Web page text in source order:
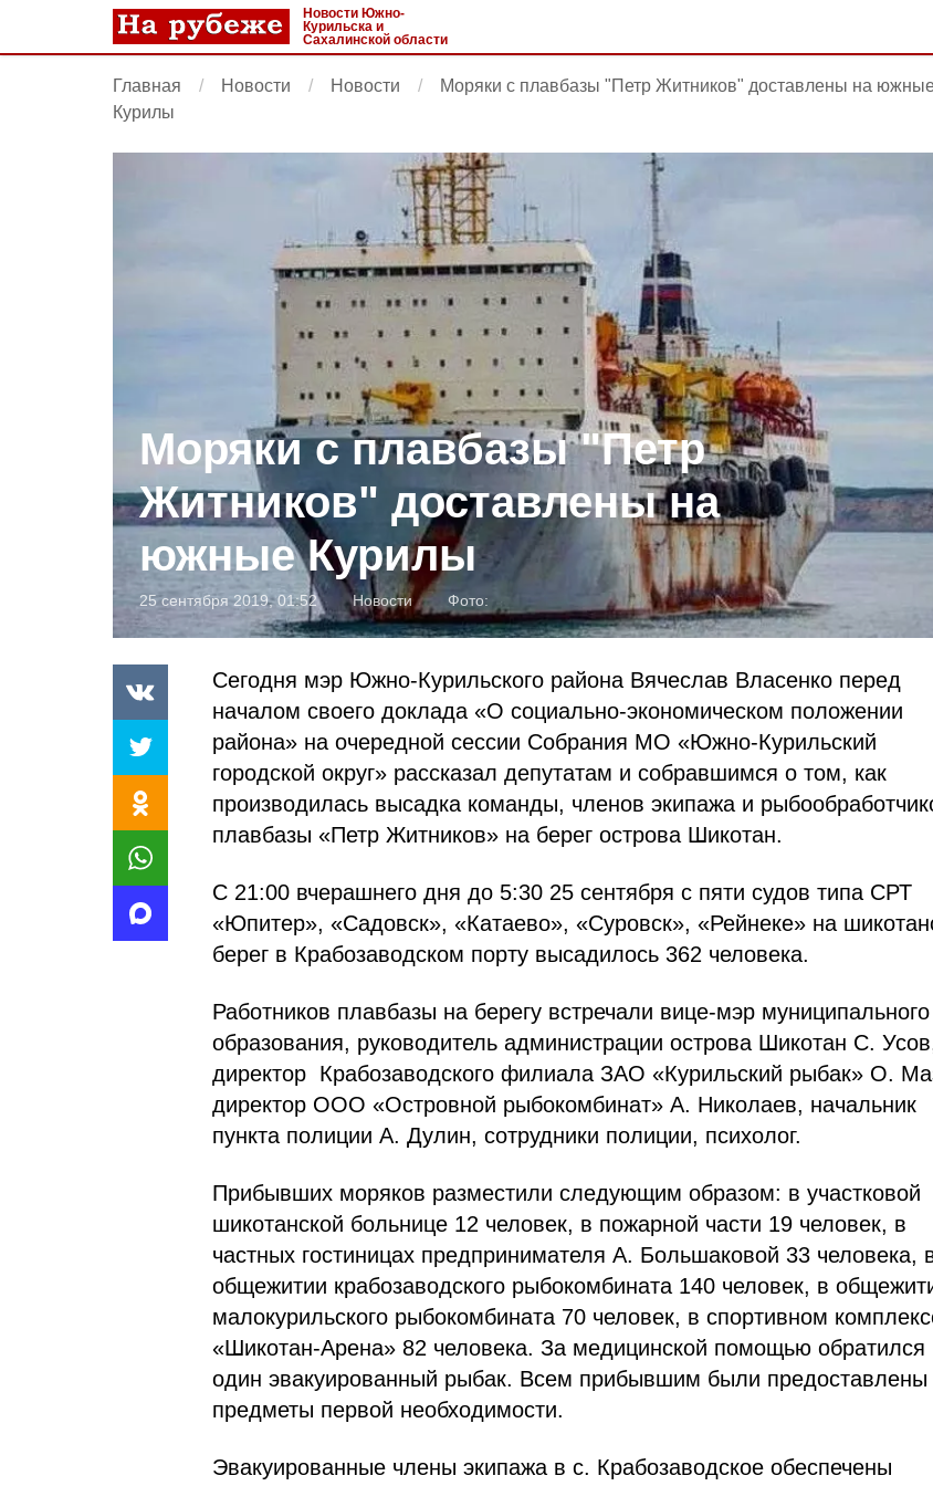
Новости Южно-
Курильска и
Сахалинской области
Главная Новости Новости
Моряки с плавбазы "Петр Житников" доставлены на
Курилы
Моряки с плавбазы "Петр
Житников" доставлены на
южные Курилы
25 сентября 2019, 01:52 Новости Фото:
Сегодня мэр Южно-Курильского района Вячеслав Власенко перед
началом своего доклада «О социально-экономическом положении
района» на очередной сессии Собрания МО «Южно-Курильский
городской округ» рассказал депутатам и собравшимся о том, как
производилась высадка команды, членов экипажа и
плавбазы «Петр Житников» на берег острова Шикотан.
С 21:00 вчерашнего дня до 5:30 25 сентября с пяти судов типа СРТ
«Юпитер», «Садовск», «Катаево», «Суровск», «Рейнеке» на
берег в Крабозаводском порту высадилось 362 человека.
Работников плавбазы на берегу встречали вице-мэр муниципального
образования, руководитель администрации острова Шикотан С.
директор Крабозаводского филиала ЗАО «Курильский рыбак» О.
директор ООО «Островной рыбокомбинат» А. Николаев, начальник
пункта полиции А. Дулин, сотрудники полиции, психолог.
Прибывших моряков разместили следующим образом: в участковой
шикотанской больнице 12 человек, в пожарной части 19 человек, в
частных гостиницах предпринимателя А. Большаковой 33 человека,
общежитии крабозаводского рыбокомбината 140 человек, в
малокурильского рыбокомбината 70 человек, в спортивном
«Шикотан-Арена» 82 человека. За медицинской помощью обратился
один эвакуированный рыбак. Всем прибывшим были предоставлены
предметы первой необходимости.
Эвакуированные члены экипажа в с. Крабозаводское обеспечены